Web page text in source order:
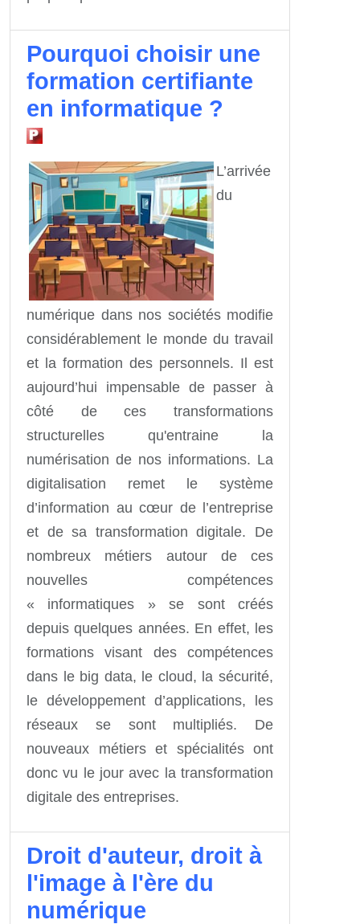
Pourquoi choisir une
formation certifiante
en informatique ?
L’arrivée
du
numérique dans nos sociétés modifie
considérablement le monde du travail
et la formation des personnels. Il est
aujourd’hui impensable de passer à
côté de ces transformations
structurelles qu'entraine la
numérisation de nos informations. La
digitalisation remet le système
d’information au cœur de l’entreprise
et de sa transformation digitale. De
nombreux métiers autour de ces
nouvelles compétences
« informatiques » se sont créés
depuis quelques années. En effet, les
formations visant des compétences
dans le big data, le cloud, la sécurité,
le développement d’applications, les
réseaux se sont multipliés. De
nouveaux métiers et spécialités ont
donc vu le jour avec la transformation
digitale des entreprises.
Droit d'auteur, droit à
l'image à l'ère du
numérique